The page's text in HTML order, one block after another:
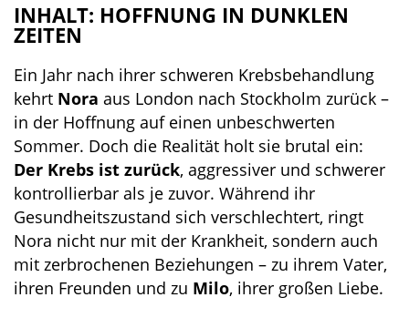
INHALT: HOFFNUNG IN DUNKLEN
ZEITEN
Ein Jahr nach ihrer schweren Krebsbehandlung
kehrt Nora aus London nach Stockholm zurück –
in der Hoffnung auf einen unbeschwerten
Sommer. Doch die Realität holt sie brutal ein:
Der Krebs ist zurück, aggressiver und schwerer
kontrollierbar als je zuvor. Während ihr
Gesundheitszustand sich verschlechtert, ringt
Nora nicht nur mit der Krankheit, sondern auch
mit zerbrochenen Beziehungen – zu ihrem Vater,
ihren Freunden und zu Milo, ihrer großen Liebe.